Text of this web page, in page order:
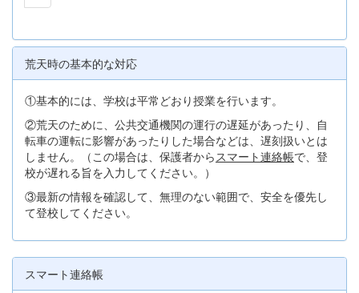
荒天時の基本的な対応
①基本的には、学校は平常どおり授業を行います。
②荒天のために、公共交通機関の運行の遅延があったり、自
転車の運転に影響があったりした場合などは、遅刻扱いとは
しません。（この場合は、保護者から スマート連絡帳で、登
校が遅れる旨を入力してください。）
③最新の情報を確認して、無理のない範囲で、安全を優先し
て登校してください。
スマート連絡帳